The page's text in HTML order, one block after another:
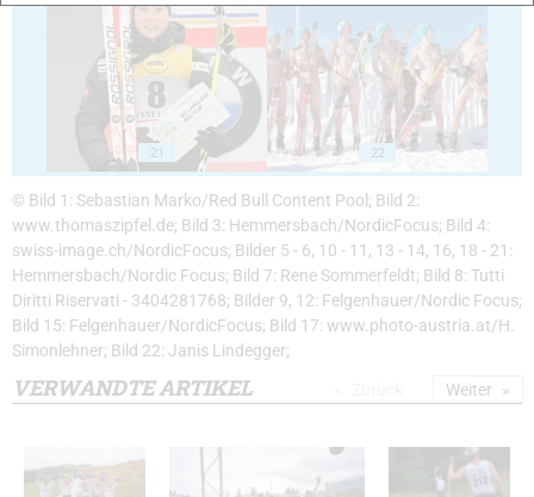
21 22
© Bild 1: Sebastian Marko/Red Bull Content Pool; Bild 2:
www.thomaszipfel.de; Bild 3: Hemmersbach/NordicFocus; Bild 4:
swiss-image.ch/NordicFocus; Bilder 5 - 6, 10 - 11, 13 - 14, 16, 18 - 21:
Hemmersbach/Nordic Focus; Bild 7: Rene Sommerfeldt; Bild 8: Tutti
Diritti Riservati - 3404281768; Bilder 9, 12: Felgenhauer/Nordic Focus;
Bild 15: Felgenhauer/NordicFocus; Bild 17: www.photo-austria.at/H.
Simonlehner; Bild 22: Janis Lindegger;
VERWANDTE ARTIKEL Weiter